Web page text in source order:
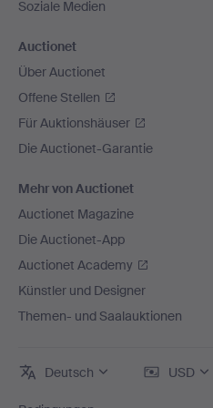
Soziale Medien
Auctionet
Über Auctionet
Offene Stellen
Für Auktionshäuser
Die Auctionet-Garantie
Mehr von Auctionet
Auctionet Magazine
Die Auctionet-App
Auctionet Academy
Künstler und Designer
Themen- und Saalauktionen
Deutsch USD